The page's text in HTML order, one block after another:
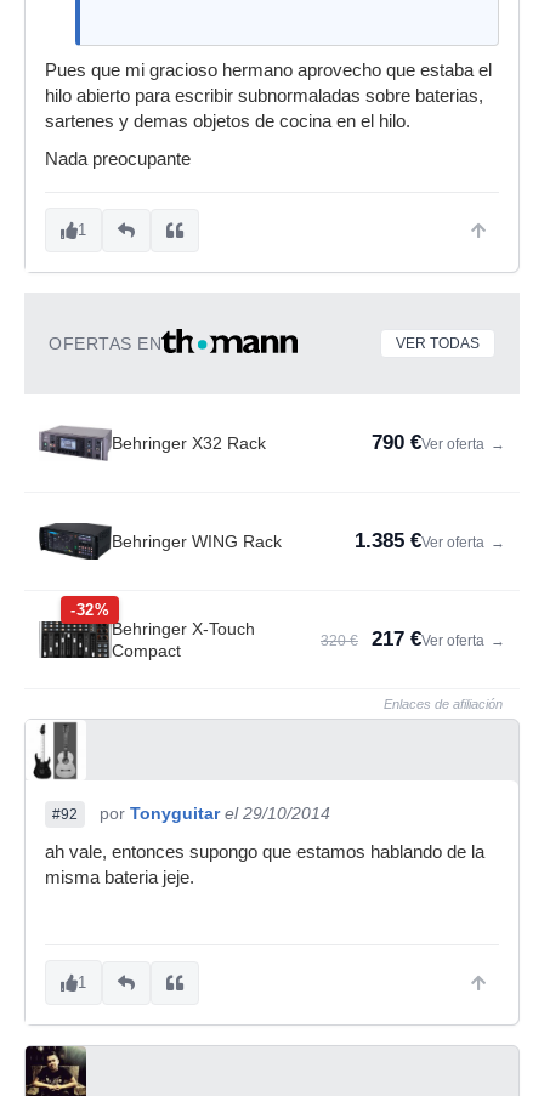
Pues que mi gracioso hermano aprovecho que estaba el
hilo abierto para escribir subnormaladas sobre baterias,
sartenes y demas objetos de cocina en el hilo.
Nada preocupante
1
OFERTAS EN VER TODAS
Behringer X32 Rack 790 €Ver oferta →
Behringer WING Rack 1.385 €Ver oferta →
-32%
Behringer X-Touch
Compact
320 € 217 €Ver oferta →
Enlaces de afiliación
#92 por Tonyguitar el 29/10/2014
ah vale, entonces supongo que estamos hablando de la
misma bateria jeje.
1